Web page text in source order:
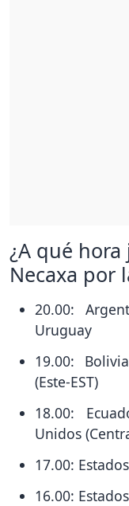
¿A qué
Necaxa por
20.00:
Uruguay
19.00:
(Este-EST)
18.00:
Unidos
17.00:
16.00: